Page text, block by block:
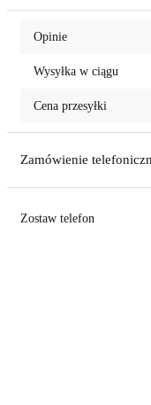
Opinie
Wysyłka w ciągu
Cena przesyłki
Zamówienie
Zostaw telefon